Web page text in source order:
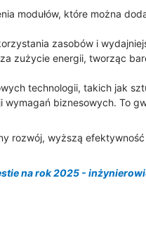
modułów, które można
zasobów i
zużycie energii, tworząc
technologii, takich jak
biznesowych. To
rozwój, wyższą
na rok 2025 -